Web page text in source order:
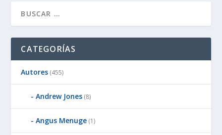
CATEGORÍAS
Autores (455)
Andrew Jones (8)
Angus Menuge (1)